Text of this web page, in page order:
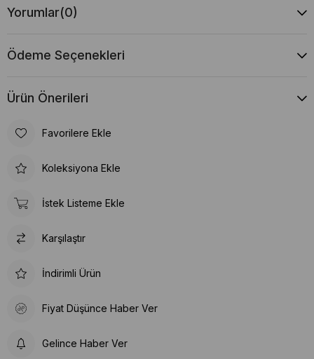
Yorumlar(0)
Ödeme Seçenekleri
Ürün Önerileri
Favorilere Ekle
Koleksiyona Ekle
İstek Listeme Ekle
Karşılaştır
İndirimli Ürün
Fiyat Düşünce Haber Ver
Gelince Haber Ver